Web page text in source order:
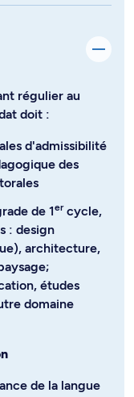
régulier au
doit :
d'admissibilité
des
de 1ercycle,
: design
architecture,
études
domaine
de la langue